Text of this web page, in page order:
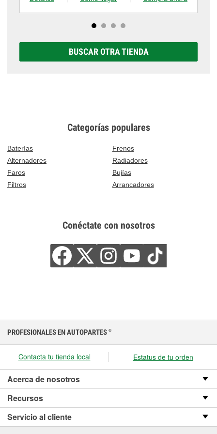
BUSCAR OTRA TIENDA
Categorías populares
Baterías
Frenos
Alternadores
Radiadores
Faros
Bujías
Filtros
Arrancadores
Conéctate con nosotros
PROFESIONALES EN AUTOPARTES ®
Contacta tu tienda local Estatus de tu orden
Acerca de nosotros
Recursos
Servicio al cliente